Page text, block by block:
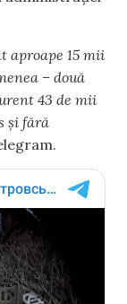
aproape 15 mii
– două
43 de mii
și fără